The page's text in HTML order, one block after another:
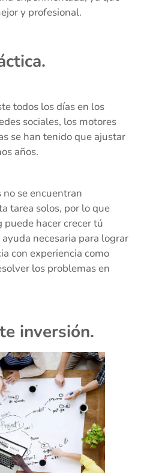
y profesional.
todos los días en los
sociales, los motores
se han tenido que ajustar
años.
no se encuentran
tarea solos, por lo que
hacer crecer tú
necesaria para lograr
con experiencia como
los problemas en
inversión.